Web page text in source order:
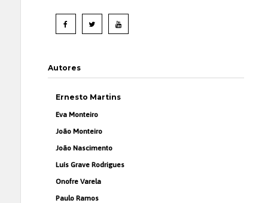
Autores
Ernesto Martins
Eva Monteiro
João Monteiro
João Nascimento
Luís Grave Rodrigues
Onofre Varela
Paulo Ramos